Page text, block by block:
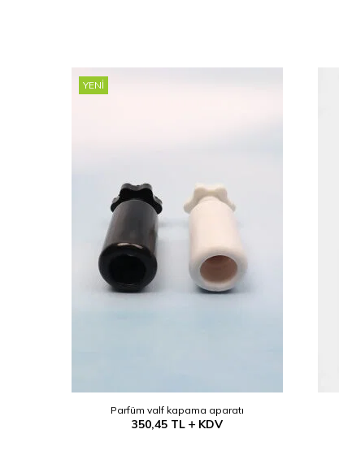
YENI
Parfüm valf kapama aparatı
350,45 TL KDV